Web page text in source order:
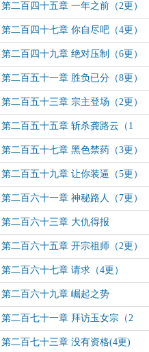
第二百四十五章 一年之前（2更）
第二百四十七章 你自尽吧（4更）
第二百四十九章 绝对压制（6更）
第二百五十一章 胜负已分（8更）
第二百五十三章 宗主登场（2更）
第二百五十五章 斩杀龚路云（1
更）
第二百五十七章 黑色禁药（3更）
第二百五十九章 让你装逼（5更）
第二百六十一章 神秘路人（7更）
第二百六十三章 大仇得报
第二百六十五章 开宗祖师（2更）
第二百六十七章 请求（4更）
第二百六十九章 崛起之势
第二百七十一章 拜访玉女宗（2
更）
第二百七十三章 没有资格(4更)